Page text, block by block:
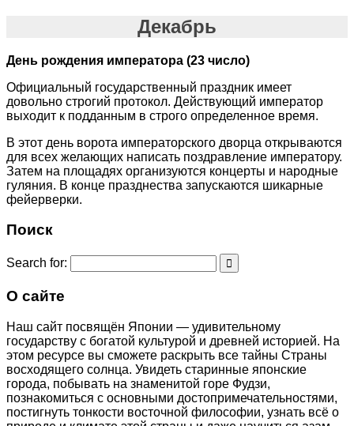
Декабрь
День рождения императора (23 число)
Официальный государственный праздник имеет
довольно строгий протокол. Действующий император
выходит к подданным в строго определенное время.
В этот день ворота императорского дворца открываются
для всех желающих написать поздравление императору.
Затем на площадях организуются концерты и народные
гуляния. В конце празднества запускаются шикарные
фейерверки.
Поиск
Search for:
О сайте
Наш сайт посвящён Японии — удивительному
государству с богатой культурой и древней историей. На
этом ресурсе вы сможете раскрыть все тайны Страны
восходящего солнца. Увидеть старинные японские
города, побывать на знаменитой горе Фудзи,
познакомиться с основными достопримечательностями,
постигнуть тонкости восточной философии, узнать всё о